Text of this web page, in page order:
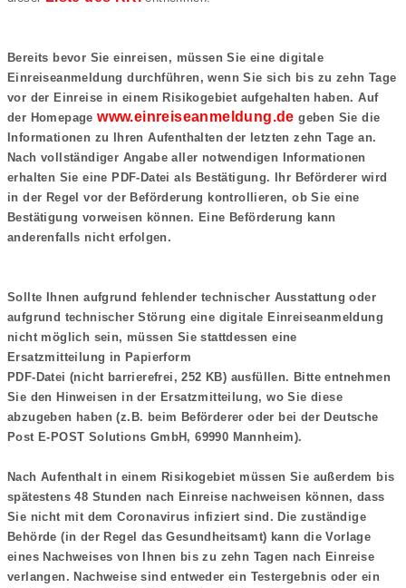
Bereits bevor Sie einreisen, müssen Sie eine digitale
Einreiseanmeldung durchführen, wenn Sie sich bis zu zehn Tage
vor der Einreise in einem Risikogebiet aufgehalten haben. Auf
der Homepage www.einreiseanmeldung.de geben Sie die
Informationen zu Ihren Aufenthalten der letzten zehn Tage an.
Nach vollständiger Angabe aller notwendigen Informationen
erhalten Sie eine PDF-Datei als Bestätigung. Ihr Beförderer wird
in der Regel vor der Beförderung kontrollieren, ob Sie eine
Bestätigung vorweisen können. Eine Beförderung kann
Sollte Ihnen aufgrund fehlender technischer Ausstattung oder
aufgrund technischer Störung eine digitale Einreiseanmeldung
nicht möglich sein, müssen Sie stattdessen eine
PDF-Datei (nicht barrierefrei, 252 KB) ausfüllen. Bitte entnehmen
Sie den Hinweisen in der Ersatzmitteilung, wo Sie diese
abzugeben haben (z.B. beim Beförderer oder bei der Deutsche
Nach Aufenthalt in einem Risikogebiet müssen Sie außerdem bis
spätestens 48 Stunden nach Einreise nachweisen können, dass
Sie nicht mit dem Coronavirus infiziert sind. Die zuständige
Behörde (in der Regel das Gesundheitsamt) kann die Vorlage
eines Nachweises von Ihnen bis zu zehn Tagen nach Einreise
verlangen. Nachweise sind entweder ein Testergebnis oder ein